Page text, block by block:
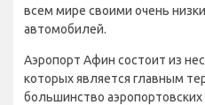
всем мире своими очень
автомобилей.
Аэропорт Афин состоит из
которых является главным
большинство аэропортовских